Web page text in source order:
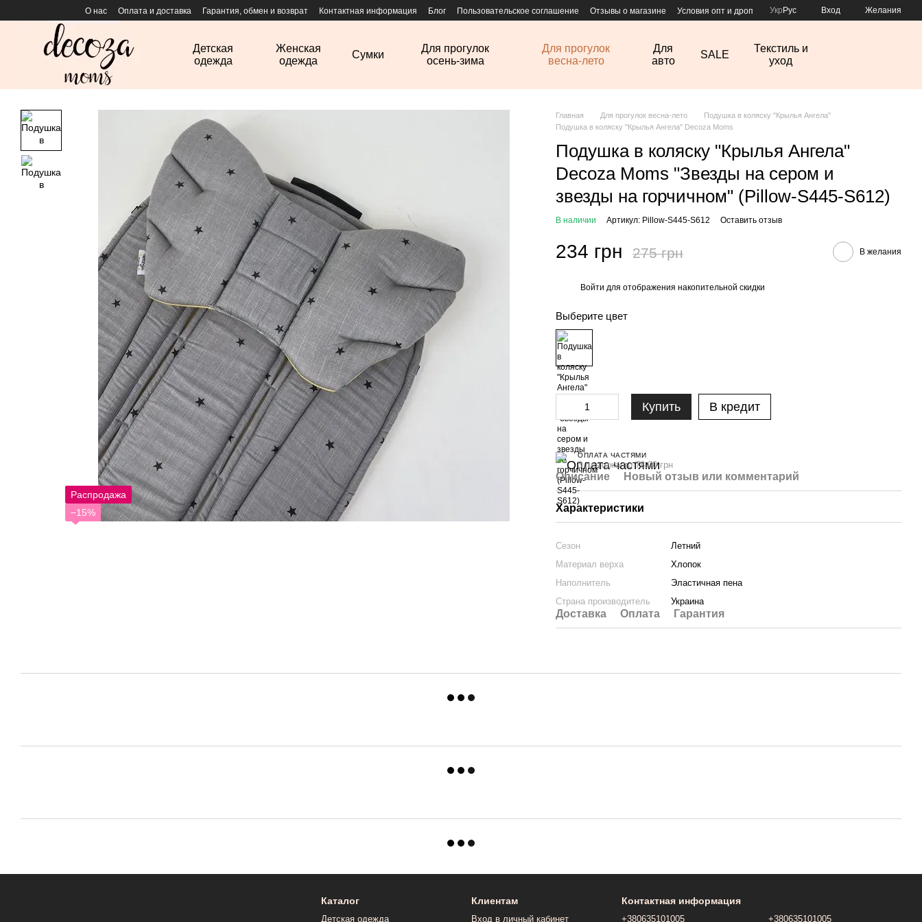
Перейти к основному контенту
О нас Оплата и доставка Гарантия, обмен и возврат Контактная информация Блог Пользовательское соглашение Отзывы о магазине Условия опт и дроп Укр Рус Вход Желания
Детская
одежда
Женская
одежда
Сумки
Для прогулок
осень-зима
Для прогулок
весна-лето
Для
авто
SALE
Текстиль и
уход
Распродажа
−15%
Главная Для прогулок весна-лето
Подушка в коляску "Крылья Ангела"
Подушка в коляску "Крылья Ангела" Decoza Moms
Подушка в коляску "Крылья Ангела"
Decoza Moms "Звезды на сером и
звезды на горчичном" (Pillow-S445-S612)
В наличии Артикул: Pillow-S445-S612 Оставить отзыв
234 грн 275 грн В желания
Войти для отображения накопительной скидки
Выберите цвет
Купить В кредит
ОПЛАТА ЧАСТЯМИ
3 платежа по 78.00 грн
Описание Новый отзыв или комментарий
Характеристики
Сезон
Летний
Материал верха
Хлопок
Наполнитель
Эластичная пена
Страна производитель
Украина
Доставка Оплата Гарантия
Каталог
Детская одежда
Клиентам
Вход в личный кабинет
Контактная информация
+380635101005 +380635101005